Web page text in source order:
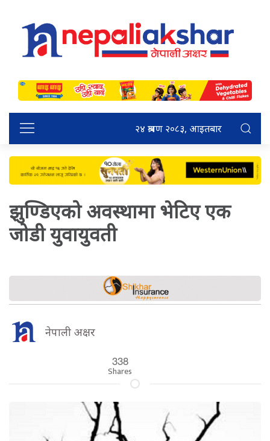
२४ श्रावण २०८३, आइतबार
झुण्डिएको अवस्थामा भेटिए एक
जोडी युवायुवती
नेपाली अक्षर
338
Shares